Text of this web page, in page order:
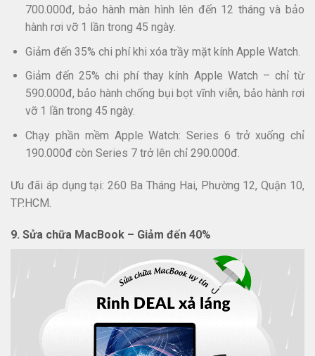
700.000đ, bảo hành màn hình lên đến 12 tháng và bảo
hành rơi vỡ 1 lần trong 45 ngày.​
Giảm đến 35% chi phí khi xóa trầy mặt kính Apple Watch.​
Giảm đến 25% chi phí thay kính Apple Watch – chỉ từ
590.000đ, bảo hành chống bụi bọt vĩnh viễn, bảo hành rơi
vỡ 1 lần trong 45 ngày.
Chạy phần mềm Apple Watch: Series 6 trở xuống chỉ
190.000đ còn Series 7 trở lên chỉ 290.000đ.
​Ưu đãi áp dụng tại: 260 Ba Tháng Hai, Phường 12, Quận 10,
TP.HCM.​
9. Sửa chữa MacBook – Giảm đến 40%